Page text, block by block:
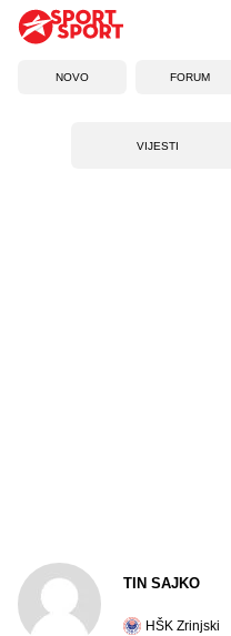
NOVO FORUM
VIJESTI
TIN SAJKO
HŠK Zrinjski